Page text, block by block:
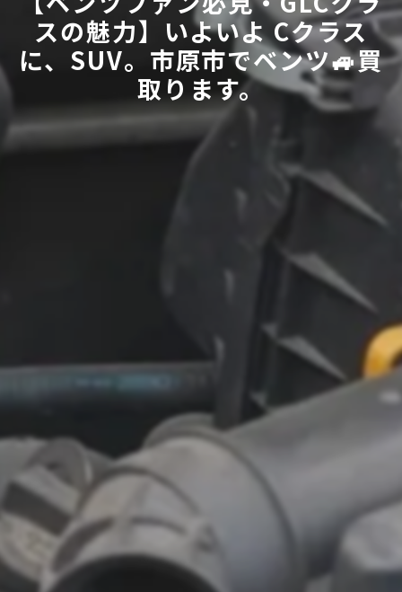
スの魅力】いよいよ Cクラス
に、SUV。市原市でベンツ🚙買
取ります。